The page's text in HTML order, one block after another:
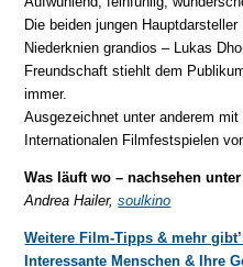
Die beiden jungen
Niederknien grandios – Lukas
Freundschaft stiehlt dem
immer.
Ausgezeichnet unter anderem
Internationalen Filmfestspielen
Was läuft wo – nachsehen unter
Andrea Hailer,soulkino
Weitere Film-Tipps & mehr
Interessante Menschen & Ihre